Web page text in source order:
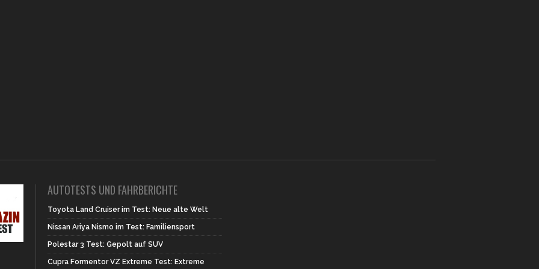
AUTOTESTS UND FAHRBERICHTE
Toyota Land Cruiser im Test: Neue alte Welt
Nissan Ariya Nismo im Test: Familiensport
Polestar 3 Test: Gepolt auf SUV
Cupra Formentor VZ Extreme Test: Extreme